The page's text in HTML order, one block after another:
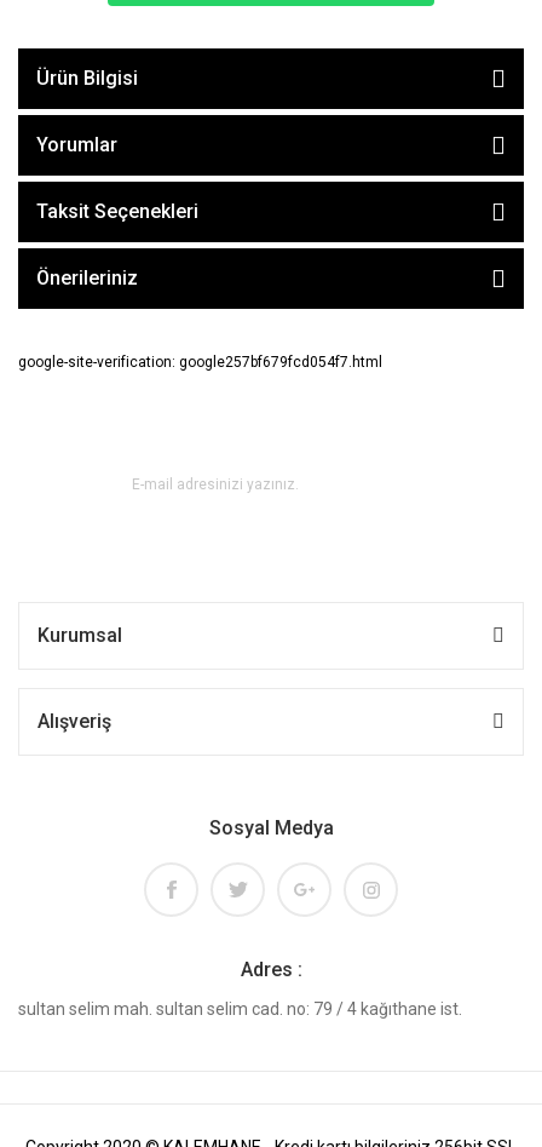
Ürün Bilgisi
Yorumlar
Taksit Seçenekleri
Önerileriniz
google-site-verification: google257bf679fcd054f7.html
Kurumsal
Alışveriş
Sosyal Medya
Adres :
sultan selim mah. sultan selim cad. no: 79 / 4 kağıthane ist.